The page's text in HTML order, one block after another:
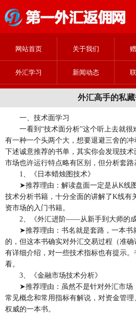
网站首页 关于我们
外汇学习 新闻动态
外汇高手的私
一、技术面学习
一看到“技术面分析”这个听上去就很
有一种一个头两个大，想要退避三舍的
下述诚意推荐的书单，其实你会发现技
市场也许运行特点略有区别，但分析套路
1、《日本蜡烛图技术》
➤推荐理由：解读盘面一定是从K线图
技术分析书籍，十分全面的讲解了K线有
资市场的入门书籍。
2、《外汇进阶——从新手到大师的成
➤推荐理由：书名就是套路，一本书
的，但这本书确实对外汇交易过程（准确
有详细介绍，对一些技术指标也有提示
看。
3、《金融市场技术分析》
➤推荐理由：虽然不是针对外汇市场
常见概念和常用指标有解说，对资金管
权威的一本书。